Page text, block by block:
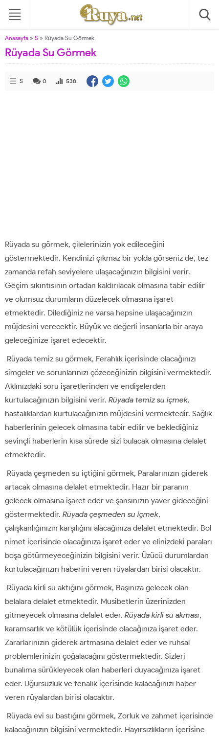
Anasayfa » S » Rüyada Su Görmek
Rüyada Su Görmek
S 0 538
Rüyada su görmek, çilelerinizin yok edileceğini
göstermektedir. Kendinizi çıkmaz bir yolda görseniz de, tez
zamanda refah seviyelere ulaşacağınızın bilgisini verir.
Geçim sıkıntısının ortadan kaldırılacak olmasına tabir edilir
ve olumsuz durumların düzelecek olmasına işaret
etmektedir. Dilediğiniz ne varsa hepsine ulaşacağınızın
müjdesini verecektir. Büyük ve değerli insanlarla bir araya
geleceğinize işaret edecektir.
Rüyada temiz su görmek, Ferahlık içerisinde olacağınızı
simgeler ve sorunlarınızı çözeceğinizin bilgisini vermektedir.
Aklınızdaki soru işaretlerinden ve endişelerden
kurtulacağınızın bilgisini verir. Rüyada temiz su içmek,
hastalıklardan kurtulacağınızın müjdesini vermektedir. Sağlık
haberlerinin gelecek olmasına tabir edilir ve beklediğiniz
sevinçli haberlerin kısa sürede sizi bulacak olmasına delalet
etmektedir.
Rüyada çeşmeden su içtiğini görmek, Paralarınızın giderek
artacak olmasına delalet etmektedir. Hazır bir paranın
gelecek olmasına işaret eder ve şansınızın yaver gideceğini
göstermektedir. Rüyada çeşmeden su içmek,
çalışkanlığınızın karşılığını alacağınıza delalet etmektedir. Bol
nimet içerisinde olacağınıza işaret eder ve elinizdeki paraları
boşa götürmeyeceğinizin bilgisini verir. Üzücü durumlardan
kurtulacağınızın haberini veren rüyalardan birisi olacaktır.
Rüyada kirli su aktığını görmek, Başınıza gelecek olan
belalara delalet etmektedir. Musibetlerin üzerinizden
gitmeyecek olmasına delalet eder. Rüyada kirli su akması,
karamsarlık ve kötülük içerisinde olacağınıza işaret eder.
Zararlarınızın giderek artmasına delalet eder ve ruhsal
problemlerinizin çoğalacağını göstermektedir. Sizleri
bunalıma sürükleyecek olan haberleri duyacağınıza işaret
eder. Uğursuzluk ve fenalık içerisinde kalacağınızı haber
veren rüyalardan birisi olacaktır.
Rüyada evi su bastığını görmek, Zorluk ve zahmet içerisinde
kalacağınızın bilgisini vermektedir. Hayırsızlıkların içerisine